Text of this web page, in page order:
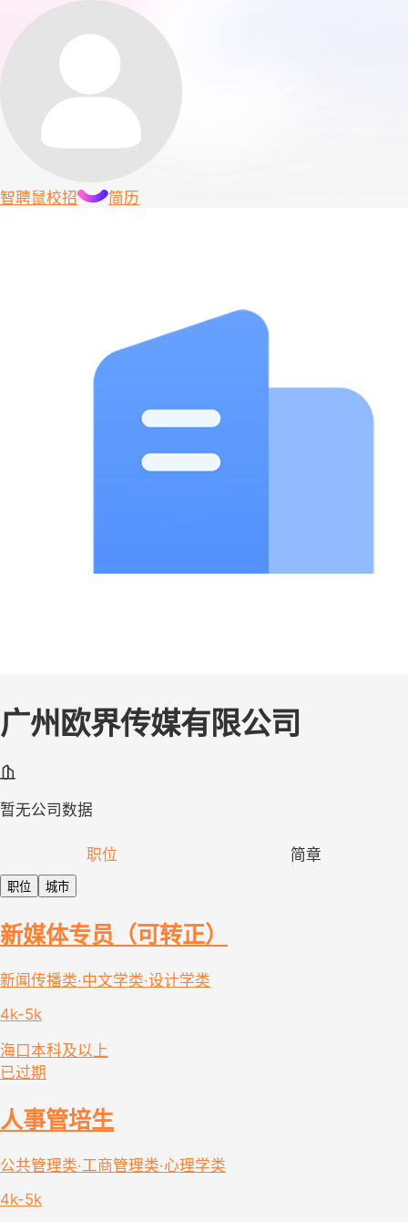
智聘鼠校招 简历
广州欧界传媒有限公司
暂无公司数据
职位 简章
职位 城市
新媒体专员（可转正）
新闻传播类·中文学类·设计学类
4k-5k
海口本科及以上
已过期
人事管培生
公共管理类·工商管理类·心理学类
4k-5k